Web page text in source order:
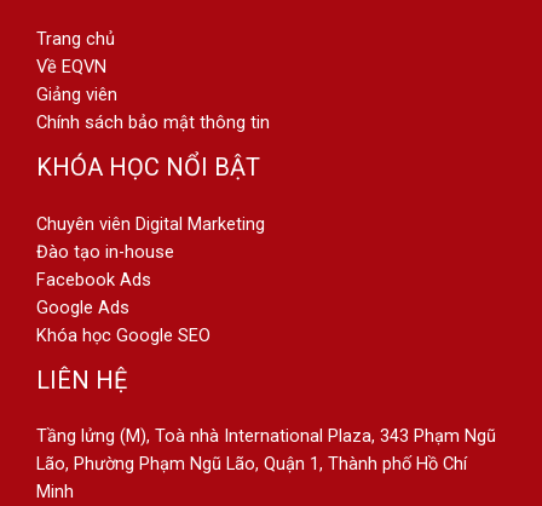
Trang chủ
Về EQVN
Giảng viên
Chính sách bảo mật thông tin
KHÓA HỌC NỔI BẬT
Chuyên viên Digital Marketing
Đào tạo in-house
Facebook Ads
Google Ads
Khóa học Google SEO
LIÊN HỆ
Tầng lửng (M), Toà nhà International Plaza, 343 Phạm Ngũ
Lão, Phường Phạm Ngũ Lão, Quận 1, Thành phố Hồ Chí
Minh